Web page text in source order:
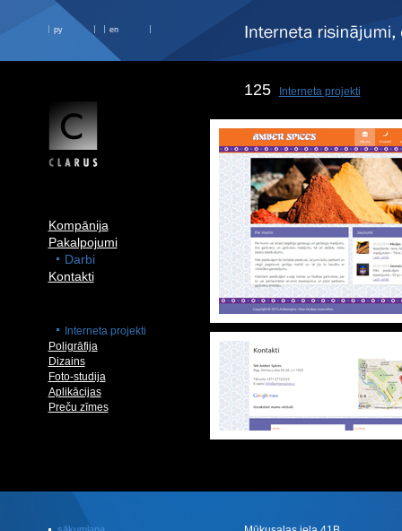
ру en
Kompānija
Pakalpojumi
Darbi
Kontakti
Interneta projekti
Poligrāfija
Dizains
Foto-studija
Aplikācijas
Preču zīmes
125 Interneta projekti